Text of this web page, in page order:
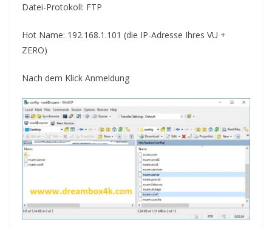
Datei-Protokoll: FTP
Hot Name: 192.168.1.101 (die IP-Adresse Ihres VU +
ZERO)
Nach dem Klick Anmeldung